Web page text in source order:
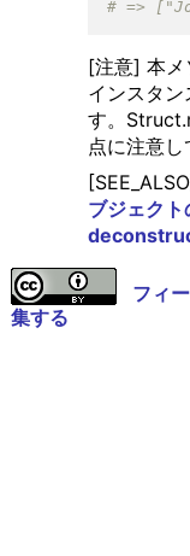
[注意] 本
インスタン
す。
点に注意し
ブジェク
フィ
集する